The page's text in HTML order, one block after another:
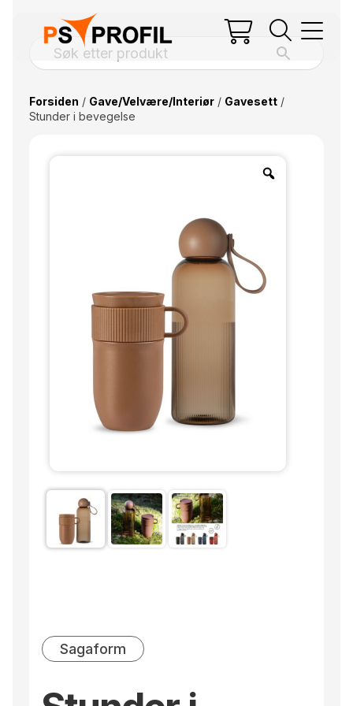
Forsiden / Gave/Velvære/Interiør/ Gavesett/
Stunder i bevegelse
Sagaform